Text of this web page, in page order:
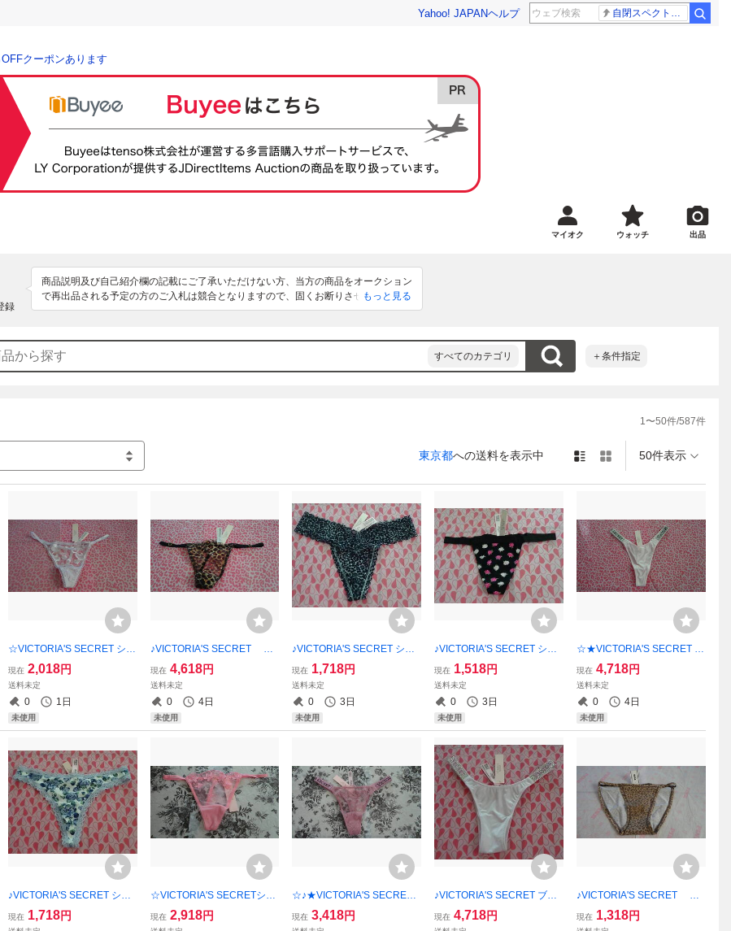
Yahoo! JAPANヘルプ 自閉スペクトラム症
OFFクーポンあります
マイオク ウォッチ 出品
録
商品説明及び自己紹介欄の記載にご了承いただけない方、当方の商品をオークション
で再出品される予定の方のご入札は競合となりますので、固くお断りさせていただき
ます。現地店舗での購入品が多いため、オンライン購入商品のようにバーコードのつ
わせ下さい。日本国内の発送は、土日のどちらかのみで、発送前の木曜中までに入金
の確認が取れているもののみの発送です。発送をお急ぎの方は、対応できかねますの
で入札をご遠慮下さい。終了当日の質問には回答できかねます。
もっと見る
すべてのカテゴリ ＋条件指定
1〜50件/587件
東京都への送料を表示中 50件表示
☆VICTORIA'S SECRET ショ
ーツ・S★【新品未使用】 ご
希望の方にショップ紙袋同封
可能！！
現在 2,018円
送料未定
0 1日
未使用
♪VICTORIA'S SECRET シ
ョーツ・S♪【新品未使用】
ご希望の方にショップ紙袋同
封可能！！
現在 4,618円
送料未定
0 4日
未使用
♪VICTORIA'S SECRET ショ
ーツ・S♪★【新品未使用】
ご希望の方にショップ紙袋同
封可能！！
現在 1,718円
送料未定
0 3日
未使用
♪VICTORIA'S SECRET ショ
ーツ・XS★【新品未使用】
ご希望の方にショップ紙袋同
封可能！！
現在 1,518円
送料未定
0 3日
未使用
☆★VICTORIA'S SECRET シ
ョーツ・XS♪【新品未使用】
ご希望の方にショップ紙袋同
封可能！！
現在 4,718円
送料未定
0 4日
未使用
♪VICTORIA'S SECRET ショ
ーツ・S★★【新品未使用】
ご希望の方にショップ紙袋同
現在 1,718円
☆VICTORIA'S SECRETショ
ーツ・XS★【新品未使用】
ご希望の方にショップ紙袋同
現在 2,918円
☆♪★VICTORIA'S SECRET
ショーツ・XS★【新品未使
用】 ご希望の方にショップ
現在 3,418円
♪VICTORIA'S SECRET ブラ
ジリアン ショーツ・XS♪♪
★【新品未使用】 ご希望の
現在 4,718円
♪VICTORIA'S SECRET PI
NK ショーツ・S♪【新品未
使用】 ご希望の方にショッ
現在 1,318円